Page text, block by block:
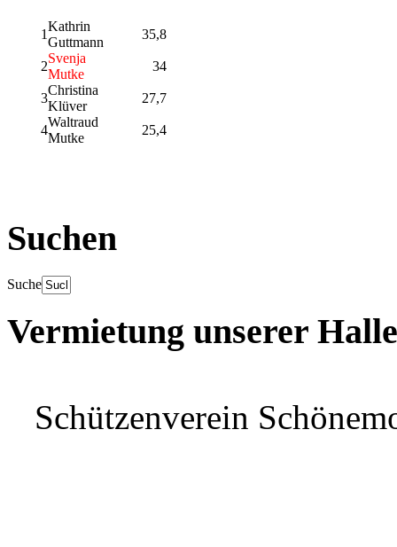
1
Kathrin
Guttmann
35,8
2
Svenja
Mutke
34
3
Christina
Klüver
27,7
4
Waltraud
Mutke
25,4
Suchen
Suche
Vermietung unserer Halle
Schützenverein